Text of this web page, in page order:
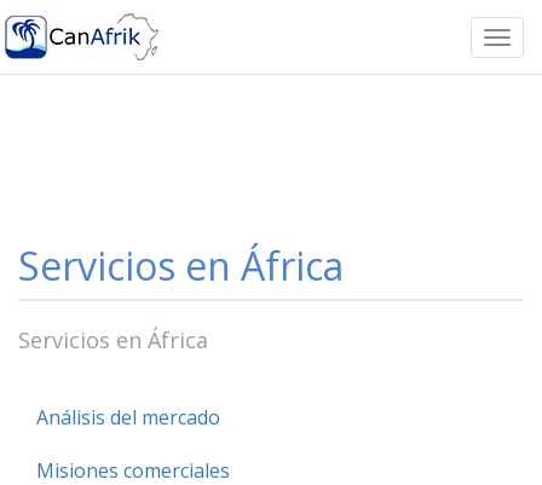
Servicios en África
Servicios en África
Análisis del mercado
Misiones comerciales